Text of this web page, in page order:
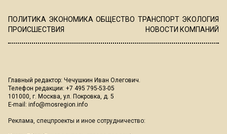
ПОЛИТИКА ЭКОНОМИКА ОБЩЕСТВО ТРАНСПОРТ ЭКОЛОГИЯ
ПРОИСШЕСТВИЯ
НОВОСТИ КОМПАНИЙ
Главный редактор: Чечушкин Иван Олегович.
Телефон редакции: +7 495 795-53-05
101000, г. Москва, ул. Покровка, д. 5
E-mail: info@mosregion.info
Реклама, спецпроекты и иное сотрудничество: